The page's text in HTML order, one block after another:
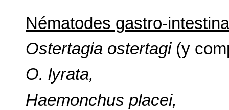
Nématodes gastro-
Ostertagia ostertagi(y
O. lyrata,
Haemonchus placei,